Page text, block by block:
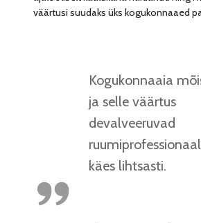
väärtusi suudaks üks kogukonnaaed
Kogukonnaaia
ja selle väärtus
devalveeruvad
käes lihtsasti.